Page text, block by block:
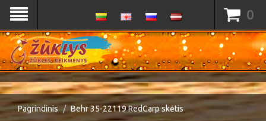
0
Pagrindinis Behr 35-22119 RedCarp skėtis